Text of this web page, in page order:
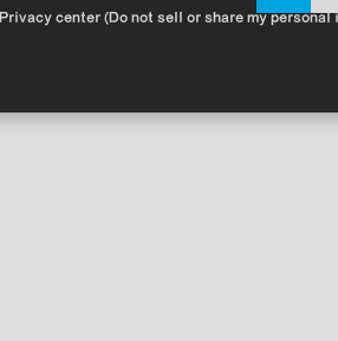
Privacy center (Do not sell or share my personal